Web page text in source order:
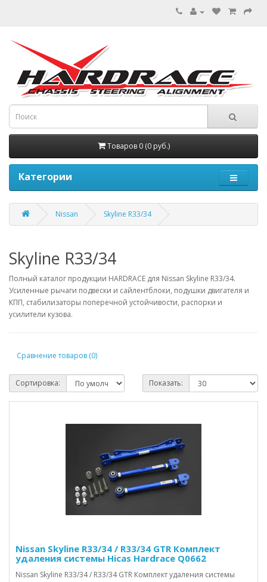
Товаров 0 (0 руб.)
Категории
Nissan Skyline R33/34
Skyline R33/34
Полный каталог продукции HARDRACE для Nissan Skyline R33/34.
Усиленные рычаги подвески и сайлентблоки, подушки двигателя и
КПП, стабилизаторы поперечной устойчивости, распорки и
усилители кузова.
Сравнение товаров (0)
Сортировка: Показать:
Nissan Skyline R33/34 / R33/34 GTR Комплект
удаления системы Hicas Hardrace Q0662
Nissan Skyline R33/34 / R33/34 GTR Комплект удаления системы